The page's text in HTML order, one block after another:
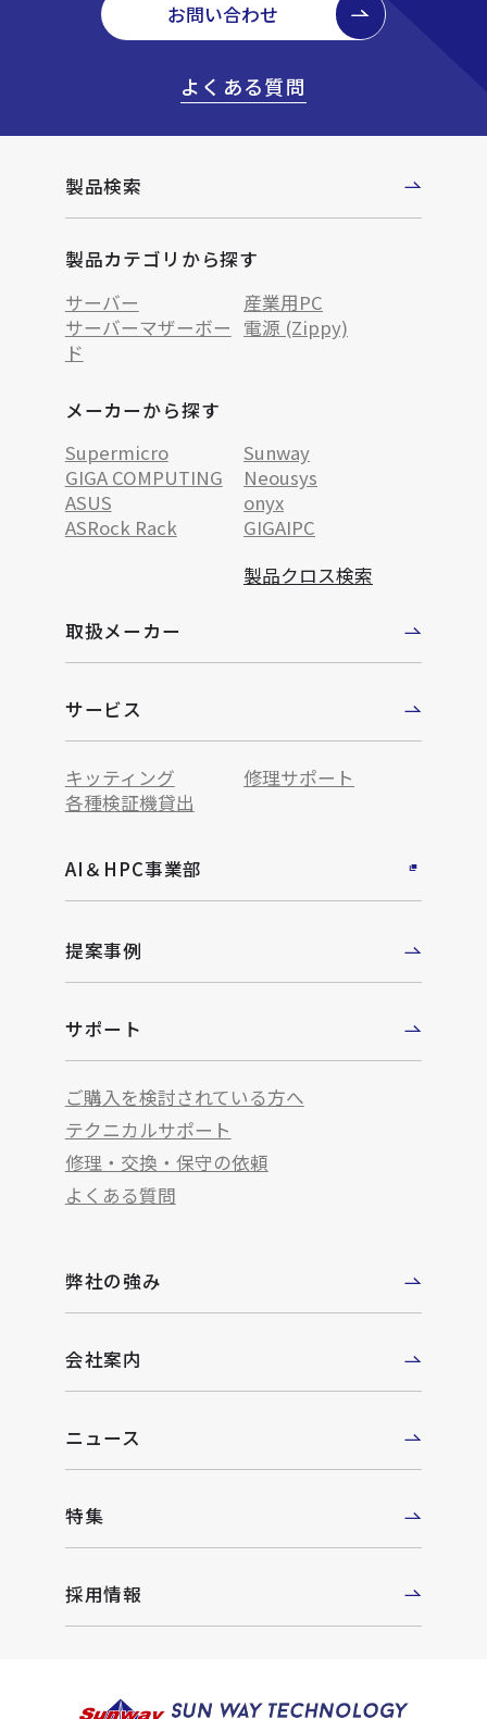
お問い合わせ
よくある質問
製品検索
製品カテゴリから探す
サーバー
産業用PC
サーバーマザーボー
ド
電源 (Zippy)
メーカーから探す
Supermicro
Sunway
GIGA COMPUTING
Neousys
ASUS
onyx
ASRock Rack
GIGAIPC
製品クロス検索
取扱メーカー
サービス
キッティング
修理サポート
各種検証機貸出
AI＆HPC事業部
提案事例
サポート
ご購入を検討されている方へ
テクニカルサポート
修理・交換・保守の依頼
よくある質問
弊社の強み
会社案内
ニュース
特集
採用情報